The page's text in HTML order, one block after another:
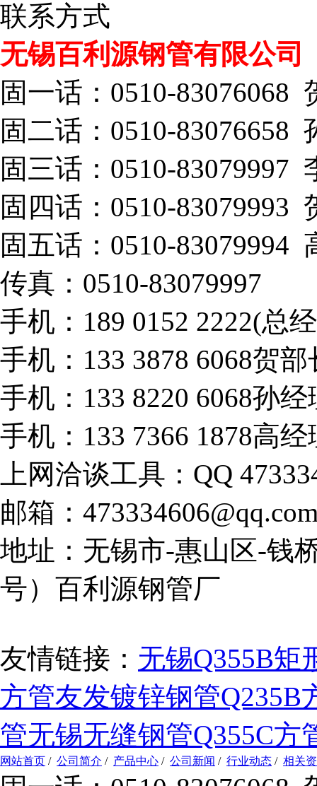
联系方式
无锡百利源钢管有限公司
固一话：0510-83076068
固二话：0510-83076658
固三话：0510-83079997
固四话：0510-83079993
固五话：0510-83079994
传真：0510-83079997
手机：189 0152 2222(总
手机：133 3878 6068贺
手机：133 8220 6068孙
手机：133 7366 1878高
上网洽谈工具：QQ
邮箱：
地址：无锡市-惠山区-钱
号）百利源钢管厂
友情链接： 无锡Q355B矩
方管友发镀锌钢管Q235B
管无锡无缝钢管Q355C方
网站首页 / 公司简介 / 产品中心 / 公司新闻 / 行业动态 / 相关